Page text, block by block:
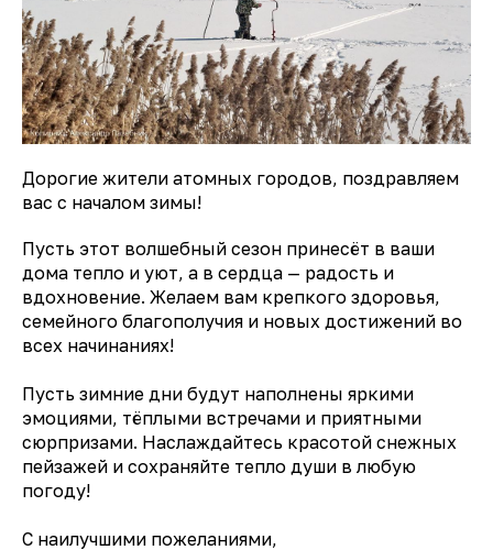
Дорогие жители атомных городов, поздравляем
вас с началом зимы!
Пусть этот волшебный сезон принесёт в ваши
дома тепло и уют, а в сердца — радость и
вдохновение. Желаем вам крепкого здоровья,
семейного благополучия и новых достижений во
всех начинаниях!
Пусть зимние дни будут наполнены яркими
эмоциями, тёплыми встречами и приятными
сюрпризами. Наслаждайтесь красотой снежных
пейзажей и сохраняйте тепло души в любую
погоду!
С наилучшими пожеланиями,